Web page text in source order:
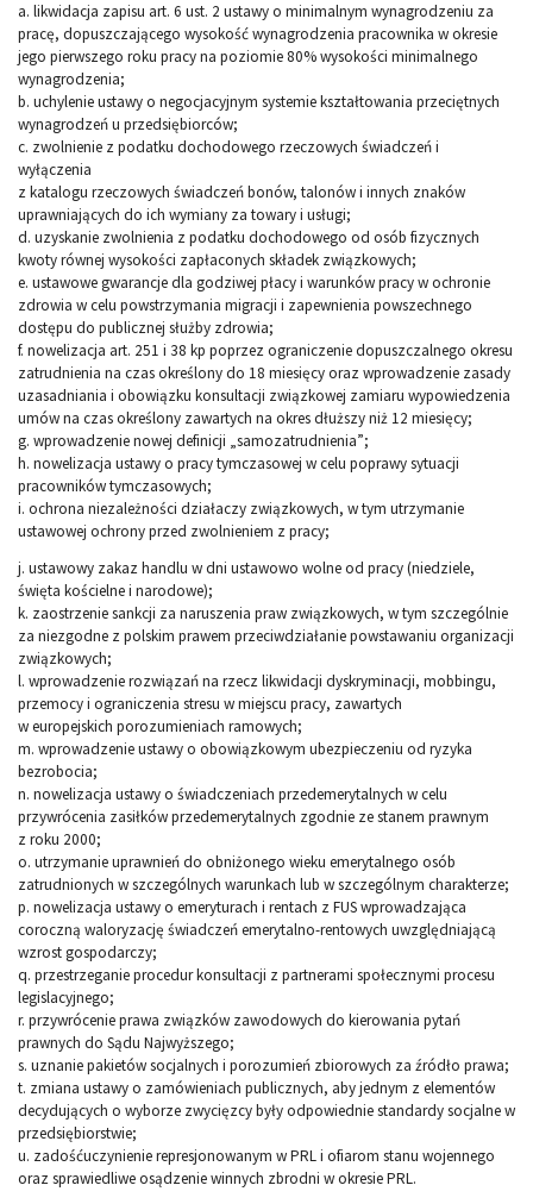
a. likwidacja zapisu art. 6 ust. 2 ustawy o minimalnym wynagrodzeniu za
pracę, dopuszczającego wysokość wynagrodzenia pracownika w okresie
jego pierwszego roku pracy na poziomie 80% wysokości minimalnego
wynagrodzenia;
b. uchylenie ustawy o negocjacyjnym systemie kształtowania przeciętnych
wynagrodzeń u przedsiębiorców;
c. zwolnienie z podatku dochodowego rzeczowych świadczeń i
wyłączenia
z katalogu rzeczowych świadczeń bonów, talonów i innych znaków
uprawniających do ich wymiany za towary i usługi;
d. uzyskanie zwolnienia z podatku dochodowego od osób fizycznych
kwoty równej wysokości zapłaconych składek związkowych;
e. ustawowe gwarancje dla godziwej płacy i warunków pracy w ochronie
zdrowia w celu powstrzymania migracji i zapewnienia powszechnego
dostępu do publicznej służby zdrowia;
f. nowelizacja art. 251 i 38 kp poprzez ograniczenie dopuszczalnego okresu
zatrudnienia na czas określony do 18 miesięcy oraz wprowadzenie zasady
uzasadniania i obowiązku konsultacji związkowej zamiaru wypowiedzenia
umów na czas określony zawartych na okres dłuższy niż 12 miesięcy;
g. wprowadzenie nowej definicji „samozatrudnienia”;
h. nowelizacja ustawy o pracy tymczasowej w celu poprawy sytuacji
pracowników tymczasowych;
i. ochrona niezależności działaczy związkowych, w tym utrzymanie
ustawowej ochrony przed zwolnieniem z pracy;
j. ustawowy zakaz handlu w dni ustawowo wolne od pracy (niedziele,
święta kościelne i narodowe);
k. zaostrzenie sankcji za naruszenia praw związkowych, w tym szczególnie
za niezgodne z polskim prawem przeciwdziałanie powstawaniu organizacji
związkowych;
l. wprowadzenie rozwiązań na rzecz likwidacji dyskryminacji, mobbingu,
przemocy i ograniczenia stresu w miejscu pracy, zawartych
w europejskich porozumieniach ramowych;
m. wprowadzenie ustawy o obowiązkowym ubezpieczeniu od ryzyka
bezrobocia;
n. nowelizacja ustawy o świadczeniach przedemerytalnych w celu
przywrócenia zasiłków przedemerytalnych zgodnie ze stanem prawnym
z roku 2000;
o. utrzymanie uprawnień do obniżonego wieku emerytalnego osób
zatrudnionych w szczególnych warunkach lub w szczególnym charakterze;
p. nowelizacja ustawy o emeryturach i rentach z FUS wprowadzająca
coroczną waloryzację świadczeń emerytalno-rentowych uwzględniającą
wzrost gospodarczy;
q. przestrzeganie procedur konsultacji z partnerami społecznymi procesu
legislacyjnego;
r. przywrócenie prawa związków zawodowych do kierowania pytań
prawnych do Sądu Najwyższego;
s. uznanie pakietów socjalnych i porozumień zbiorowych za źródło prawa;
t. zmiana ustawy o zamówieniach publicznych, aby jednym z elementów
decydujących o wyborze zwycięzcy były odpowiednie standardy socjalne w
przedsiębiorstwie;
u. zadośćuczynienie represjonowanym w PRL i ofiarom stanu wojennego
oraz sprawiedliwe osądzenie winnych zbrodni w okresie PRL.